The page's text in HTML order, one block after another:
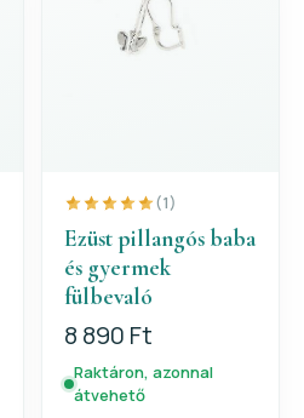
(1)
Ezüst pillangós baba
és gyermek
fülbevaló
8 890 Ft
Raktáron, azonnal
átvehető